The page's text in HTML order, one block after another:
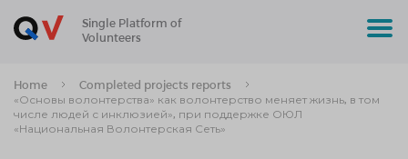
Single Platform of
Volunteers
Home
Completed projects reports
«Основы волонтерства» как волонтерство меняет жизнь, в том
числе людей с инклюзией», при поддержке ОЮЛ
«Национальная Волонтерская Сеть»